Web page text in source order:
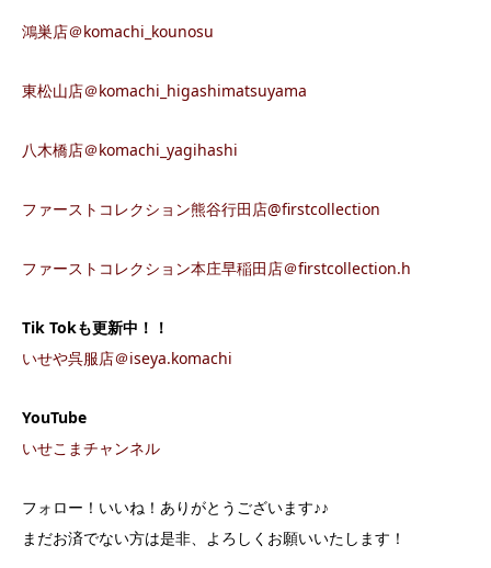
鴻巣店＠komachi_kounosu
東松山店＠komachi_higashimatsuyama
八木橋店＠komachi_yagihashi
ファーストコレクション熊谷行田店@firstcollection
ファーストコレクション本庄早稲田店＠firstcollection.h
Tik Tokも更新中！！
いせや呉服店＠iseya.komachi
YouTube
いせこまチャンネル
フォロー！いいね！ありがとうございます♪♪
まだお済でない方は是非、よろしくお願いいたします！